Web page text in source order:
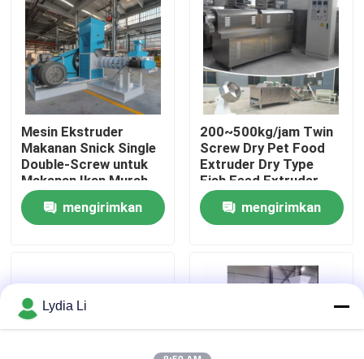
Tentang kita
Wisata pabrik
Kontrol kualitas
Hubungi kami
Mesin Pabrik Pelet
Mesin Ekstruder
Makanan Snick Single
Double-Screw untuk
Makanan Ikan Murah
mengirimkan
200~500kg/jam Twin
Screw Dry Pet Food
Extruder Dry Type
Fish Feed Extruder
mengirimkan
Lydia Li